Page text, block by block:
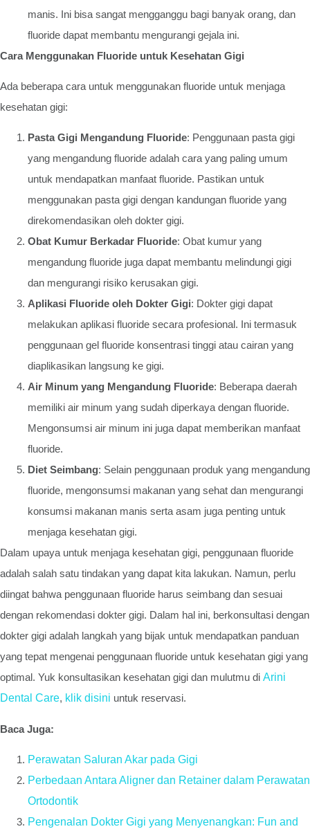
manis. Ini bisa sangat mengganggu bagi banyak orang, dan
fluoride dapat membantu mengurangi gejala ini.
Cara Menggunakan Fluoride untuk Kesehatan Gigi
Ada beberapa cara untuk menggunakan fluoride untuk menjaga
kesehatan gigi:
Pasta Gigi Mengandung Fluoride: Penggunaan pasta gigi
yang mengandung fluoride adalah cara yang paling umum
untuk mendapatkan manfaat fluoride. Pastikan untuk
menggunakan pasta gigi dengan kandungan fluoride yang
direkomendasikan oleh dokter gigi.
Obat Kumur Berkadar Fluoride: Obat kumur yang
mengandung fluoride juga dapat membantu melindungi gigi
dan mengurangi risiko kerusakan gigi.
Aplikasi Fluoride oleh Dokter Gigi: Dokter gigi dapat
melakukan aplikasi fluoride secara profesional. Ini termasuk
penggunaan gel fluoride konsentrasi tinggi atau cairan yang
diaplikasikan langsung ke gigi.
Air Minum yang Mengandung Fluoride: Beberapa daerah
memiliki air minum yang sudah diperkaya dengan fluoride.
Mengonsumsi air minum ini juga dapat memberikan manfaat
fluoride.
Diet Seimbang: Selain penggunaan produk yang mengandung
fluoride, mengonsumsi makanan yang sehat dan mengurangi
konsumsi makanan manis serta asam juga penting untuk
menjaga kesehatan gigi.
Dalam upaya untuk menjaga kesehatan gigi, penggunaan fluoride
adalah salah satu tindakan yang dapat kita lakukan. Namun, perlu
diingat bahwa penggunaan fluoride harus seimbang dan sesuai
dengan rekomendasi dokter gigi. Dalam hal ini, berkonsultasi dengan
dokter gigi adalah langkah yang bijak untuk mendapatkan panduan
yang tepat mengenai penggunaan fluoride untuk kesehatan gigi yang
optimal. Yuk konsultasikan kesehatan gigi dan mulutmu di Arini
Dental Care, klik disini untuk reservasi.
Baca Juga:
Perawatan Saluran Akar pada Gigi
Perbedaan Antara Aligner dan Retainer dalam Perawatan
Ortodontik
Pengenalan Dokter Gigi yang Menyenangkan: Fun and